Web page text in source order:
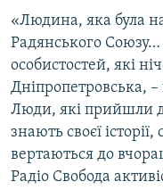
«Людина, яка була
Радянського
особистостей, які
Дніпропетровська,
Люди, які прийшли
знають своєї
вертаються до
Радіо Свобода